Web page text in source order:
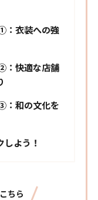
：衣装への強
：快適な店舗
：和の文化を
よう！
ちら